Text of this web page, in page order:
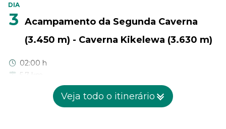
DIA
3 Acampamento da Segunda Caverna
(3.450 m) - Caverna Kikelewa (3.630 m)
02:00 h
5.7 km
Veja todo o itinerário